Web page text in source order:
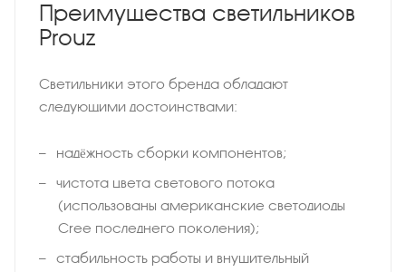
Преимущества светильников
Prouz
Светильники этого бренда обладают
следующими достоинствами:
надёжность сборки компонентов;
чистота цвета светового потока
(использованы американские светодиоды
Cree последнего поколения);
стабильность работы и внушительный